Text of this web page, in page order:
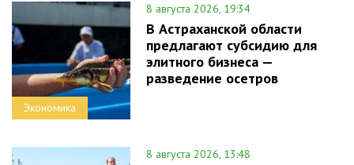
Экономика
8 августа 2026, 19:34
В Астраханской области
предлагают субсидию для
элитного бизнеса —
разведение осетров
8 августа 2026, 13:48